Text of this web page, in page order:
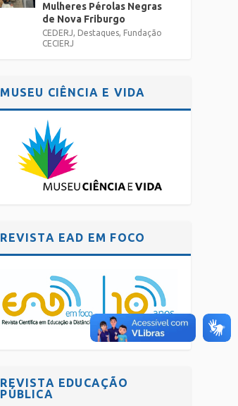
Mulheres Pérolas Negras
de Nova Friburgo
CEDERJ, Destaques, Fundação
CECIERJ
MUSEU CIÊNCIA E VIDA
REVISTA EAD EM FOCO
REVISTA EDUCAÇÃO
PÚBLICA